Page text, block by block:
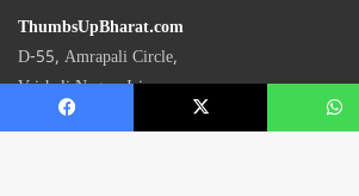
ThumbsUpBharat.com
D-55, Amrapali Circle,
Vaishali Nagar, Jaipur
Rajasthan - 302021